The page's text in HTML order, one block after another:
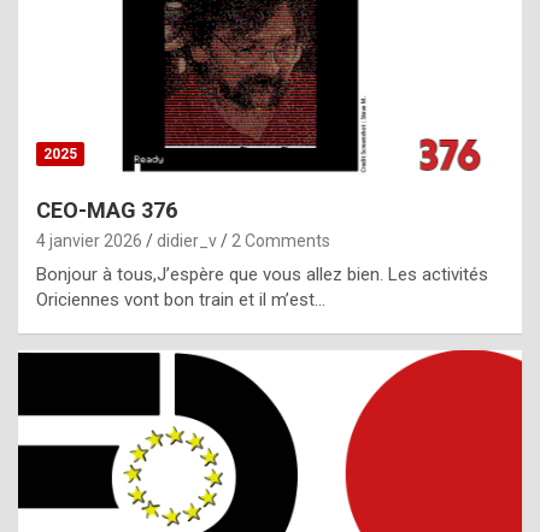
s
t
o
r
p
e
c
i
l
2025
CEO-MAG 376
4 janvier 2026 didier_v 2 Comments
Bonjour à tous,J’espère que vous allez bien. Les activités
Oriciennes vont bon train et il m’est…